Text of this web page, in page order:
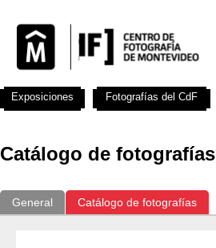
Catálogo de fotografías
General Catálogo de fotografías
Exposiciones Fotografías del CdF